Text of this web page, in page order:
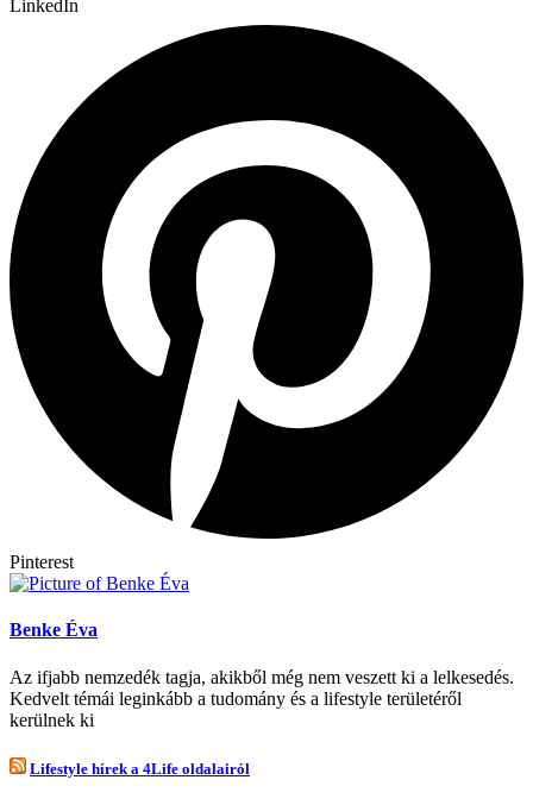
LinkedIn
Pinterest
Benke Éva
Az ifjabb nemzedék tagja, akikből még nem veszett ki a lelkesedés.
Kedvelt témái leginkább a tudomány és a lifestyle területéről
kerülnek ki
Lifestyle hírek a 4Life oldalairól